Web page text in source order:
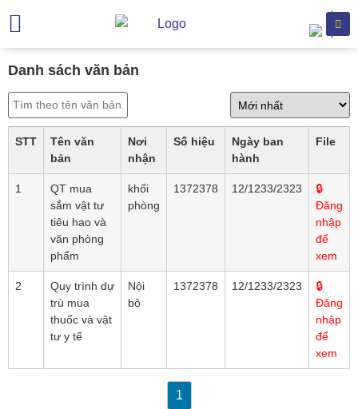
Danh sách văn bản
STT
Tên văn
bản
Nơi
nhận
Số hiệu
Ngày ban
hành
File
1
QT mua
sắm vật tư
tiêu hao và
văn phòng
phẩm
khối
phòng
1372378 12/1233/2323
🔒
Đăng
nhập
để
xem
2
Quy trình dự
trù mua
thuốc và vật
tư y tế
Nội
bộ
1372378 12/1233/2323
🔒
Đăng
nhập
để
xem
1